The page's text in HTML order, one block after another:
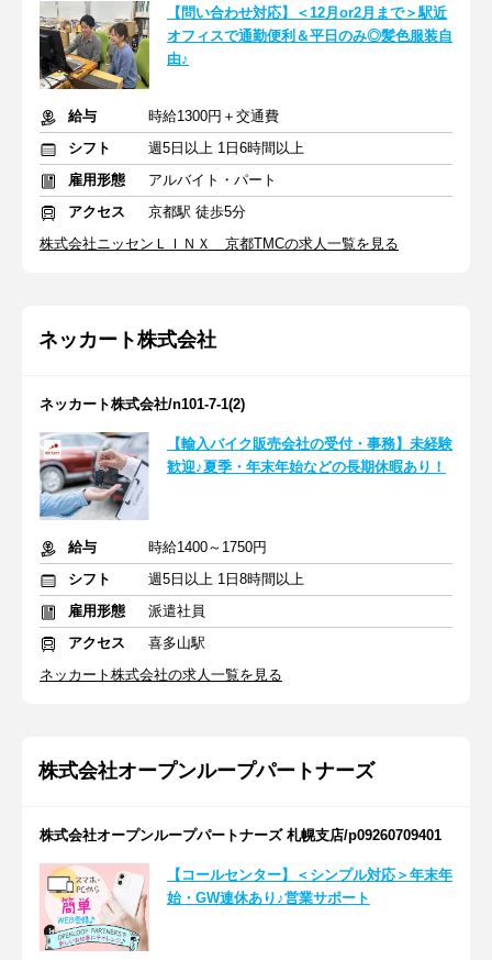
【問い合わせ対応】＜12月or2月まで＞駅近
オフィスで通勤便利＆平日のみ◎髪色服装自
由♪
給与
時給1300円＋交通費
シフト
週5日以上 1日6時間以上
雇用形態
アルバイト・パート
アクセス
京都駅 徒歩5分
株式会社ニッセンＬＩＮＸ 京都TMCの求人一覧を見る
ネッカート株式会社
ネッカート株式会社/n101-7-1(2)
【輸入バイク販売会社の受付・事務】未経験
歓迎♪夏季・年末年始などの長期休暇あり！
給与
時給1400～1750円
シフト
週5日以上 1日8時間以上
雇用形態
派遣社員
アクセス
喜多山駅
ネッカート株式会社の求人一覧を見る
株式会社オープンループパートナーズ
株式会社オープンループパートナーズ 札幌支店/p09260709401
【コールセンター】＜シンプル対応＞年末年
始・GW連休あり♪営業サポート